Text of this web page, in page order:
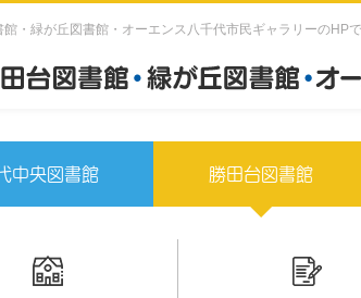
・緑が丘図書館・オーエンス八千代市民ギャラリーのHPで
中央図書館 勝田台図書館